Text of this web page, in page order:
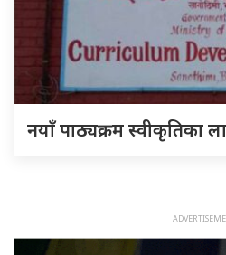
नयाँ पाठ्यक्रम स्वीकृतिका